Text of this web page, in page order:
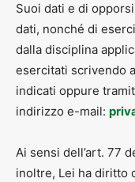
Suoi dati e di
dati, nonché di
dalla disciplina
esercitati scrivendo
indicati oppure
indirizzo e-mail:
Ai sensi dell’art. 77
inoltre, Lei ha diritto